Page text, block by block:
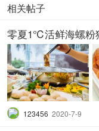
相关帖子
零夏1℃活鲜海螺粉
123456 2020-7-9